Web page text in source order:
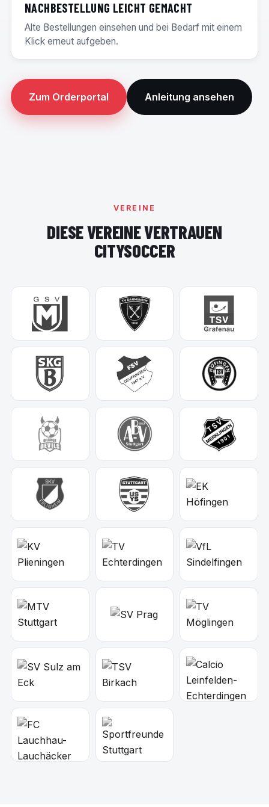
NACHBESTELLUNG LEICHT GEMACHT
Alte Bestellungen einsehen und bei Bedarf mit einem
Klick erneut aufgeben.
Zum Orderportal Anleitung ansehen
VEREINE
DIESE VEREINE VERTRAUEN
CITYSOCCER